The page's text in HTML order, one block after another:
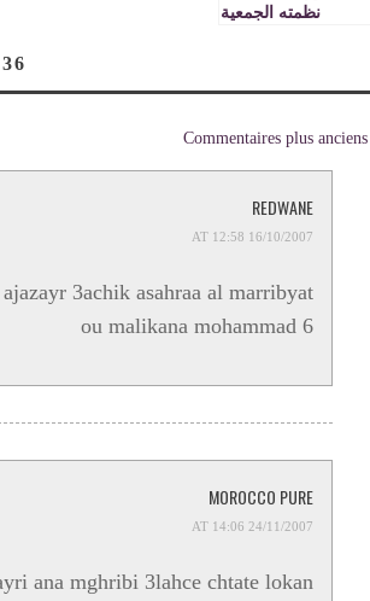
نظمته الجمعية
REDWANE
16/10/2007 AT 12:58
3achik asahraa al marribyat
ou malikana mohammad 6
MOROCCO PURE
24/11/2007 AT 14:06
ana mghribi 3lahce chtate lokan